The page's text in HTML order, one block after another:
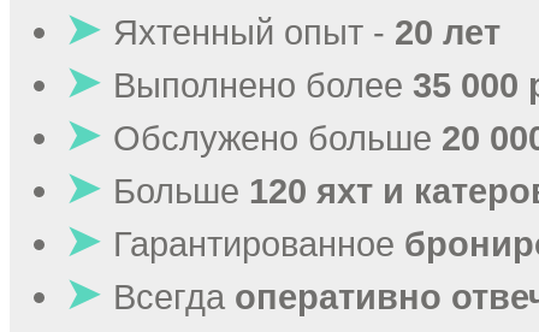
➤ Яхтенный опыт - 20 лет
➤ Выполнено более 35 000
➤ Обслужено больше 20
➤ Больше 120 яхт и
➤ Гарантированное
➤ Всегда оперативно